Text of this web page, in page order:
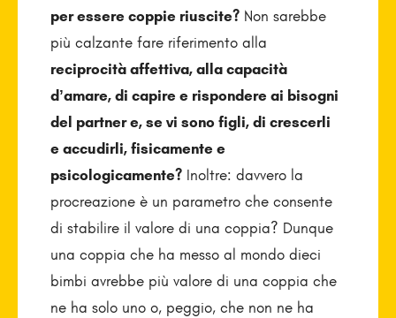
per essere coppie riuscite?Non sarebbe
più calzante fare riferimento alla
reciprocità affettiva, alla capacità
d’amare, di capire e rispondere ai bisogni
del partner e, se vi sono figli, di crescerli
e accudirli, fisicamente e
psicologicamente?Inoltre: davvero la
procreazione è un parametro che consente
di stabilire il valore di una coppia? Dunque
una coppia che ha messo al mondo dieci
bimbi avrebbe più valore di una coppia che
ne ha solo uno o, peggio, che non ne ha